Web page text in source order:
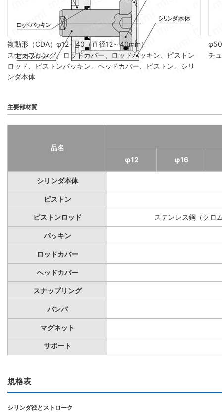
複動形（CDA）φ12～40（直径12～40mm）
スナップリング、ロッドカバー、ロッドパッキン、ピストン
ロッド、ピストンパッキン、ヘッドカバー、ピストン、シリ
ンダ本体
φ50
チ
主要部材質
品名
φ12
φ16
シリンダ本体
ピストン
ピストンロッド ステンレス鋼（クロ
パッキン
ロッドカバー
ヘッドカバー
スナップリング
バンパ
マグネット
サポート
規格表
シリンダ径とストローク